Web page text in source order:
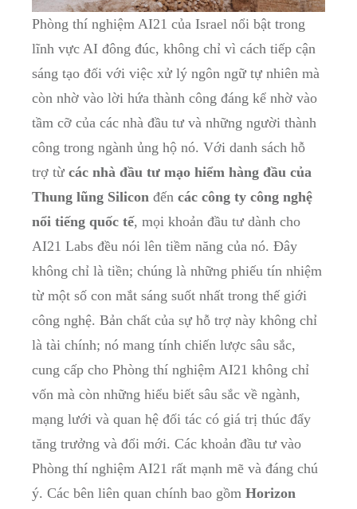
Phòng thí nghiệm AI21 của Israel nổi bật trong
lĩnh vực AI đông đúc, không chỉ vì cách tiếp cận
sáng tạo đối với việc xử lý ngôn ngữ tự nhiên mà
còn nhờ vào lời hứa thành công đáng kể nhờ vào
tầm cỡ của các nhà đầu tư và những người thành
công trong ngành ủng hộ nó. Với danh sách hỗ
trợ từ các nhà đầu tư mạo hiểm hàng đầu của
Thung lũng Silicon đến các công ty công nghệ
nổi tiếng quốc tế, mọi khoản đầu tư dành cho
AI21 Labs đều nói lên tiềm năng của nó. Đây
không chỉ là tiền; chúng là những phiếu tín nhiệm
từ một số con mắt sáng suốt nhất trong thế giới
công nghệ. Bản chất của sự hỗ trợ này không chỉ
là tài chính; nó mang tính chiến lược sâu sắc,
cung cấp cho Phòng thí nghiệm AI21 không chỉ
vốn mà còn những hiểu biết sâu sắc về ngành,
mạng lưới và quan hệ đối tác có giá trị thúc đẩy
tăng trưởng và đổi mới. Các khoản đầu tư vào
Phòng thí nghiệm AI21 rất mạnh mẽ và đáng chú
ý. Các bên liên quan chính bao gồm Horizon